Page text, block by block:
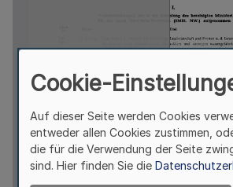
Cookie-
Auf dieser Seite werden Cookies
entweder allen Cookies zustimmen,
die für die Verwendung der Seite
sind. Hier finden Sie die